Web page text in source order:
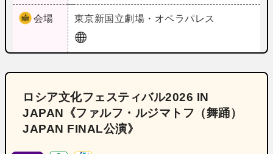
会場 東京新国立劇場・オペラパレス
ロシア文化フェスティバル2026 IN
JAPAN《ファルフ・ルジマトフ（舞踊）
JAPAN FINAL公演》